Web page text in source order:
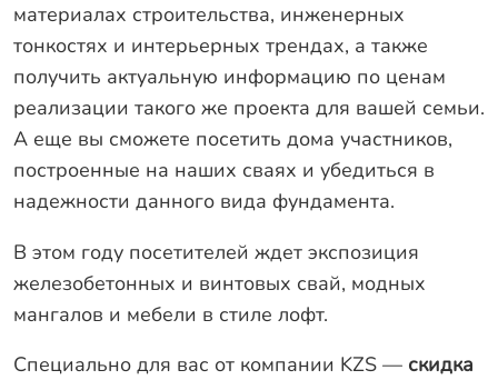
материалах строительства, инженерных
тонкостях и интерьерных трендах, а также
получить актуальную информацию по ценам
реализации такого же проекта для вашей семьи.
А еще вы сможете посетить дома участников,
построенные на наших сваях и убедиться в
надежности данного вида фундамента.
В этом году посетителей ждет экспозиция
железобетонных и винтовых свай, модных
мангалов и мебели в стиле лофт.
Специально для вас от компании KZS — скидка